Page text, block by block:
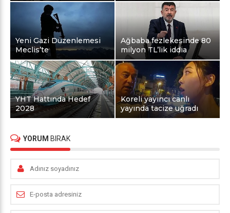
Yeni Gazi Düzenlemesi
Meclis’te
Ağbaba fezlekesinde 80
milyon TL’lik iddia
YHT Hattında Hedef
2028
Koreli yayıncı canlı
yayında tacize uğradı
YORUM BIRAK